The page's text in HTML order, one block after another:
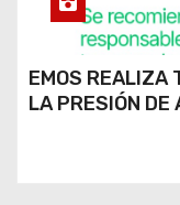
EMOS REALIZA
LA PRESIÓN DE